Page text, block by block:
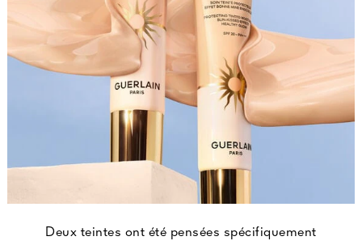
Deux teintes ont été pensées spécifiquement